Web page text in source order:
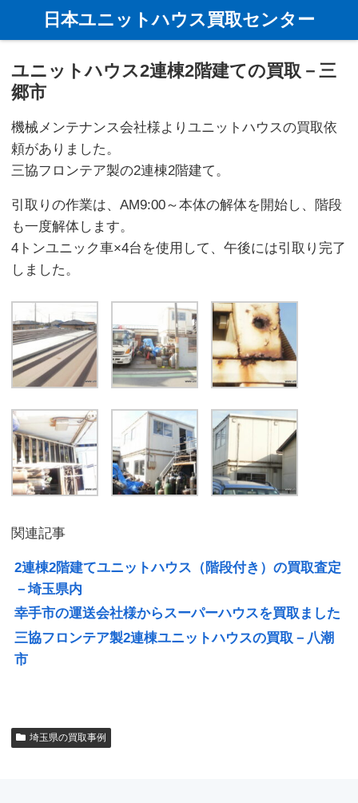
ユニットハウスの買取事例 埼玉県の買取事例
ユニットハウス2連棟2階建ての買取－三
郷市
機械メンテナンス会社様よりユニットハウスの買取依
頼がありました。
三協フロンテア製の2連棟2階建て。
引取りの作業は、AM9:00～本体の解体を開始し、階段
も一度解体します。
4トンユニック車×4台を使用して、午後には引取り完了
しました。
関連記事
2連棟2階建てユニットハウス（階段付き）の買取査定
－埼玉県内
幸手市の運送会社様からスーパーハウスを買取ました
三協フロンテア製2連棟ユニットハウスの買取－八潮
市
埼玉県の買取事例
日本ユニットハウス買取センター